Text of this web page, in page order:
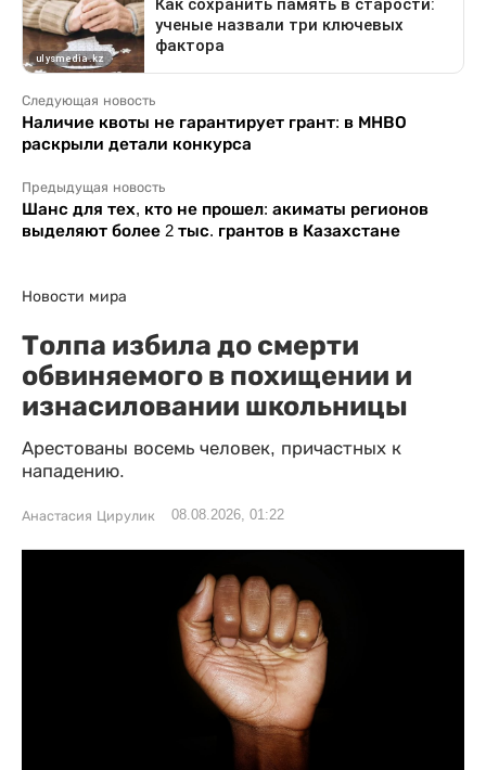
Следующая новость
Наличие квоты не гарантирует грант: в МНВО
раскрыли детали конкурса
Предыдущая новость
Шанс для тех, кто не прошел: акиматы регионов
выделяют более 2 тыс. грантов в Казахстане
Новости мира
Толпа избила до смерти
обвиняемого в похищении и
изнасиловании школьницы
Арестованы восемь человек, причастных к
нападению.
Анастасия Цирулик 08.08.2026, 01:22